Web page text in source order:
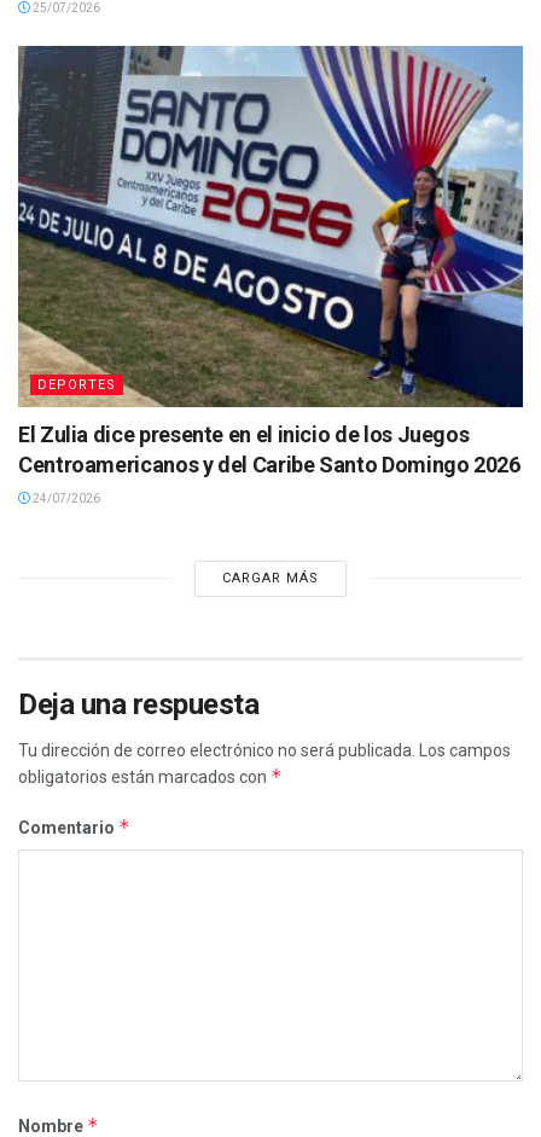
25/07/2026
DEPORTES
El Zulia dice presente en el inicio de los Juegos
Centroamericanos y del Caribe Santo Domingo 2026
24/07/2026
CARGAR MÁS
Deja una respuesta
Tu dirección de correo electrónico no será publicada.
Los campos
obligatorios están marcados con *
Comentario *
Nombre *